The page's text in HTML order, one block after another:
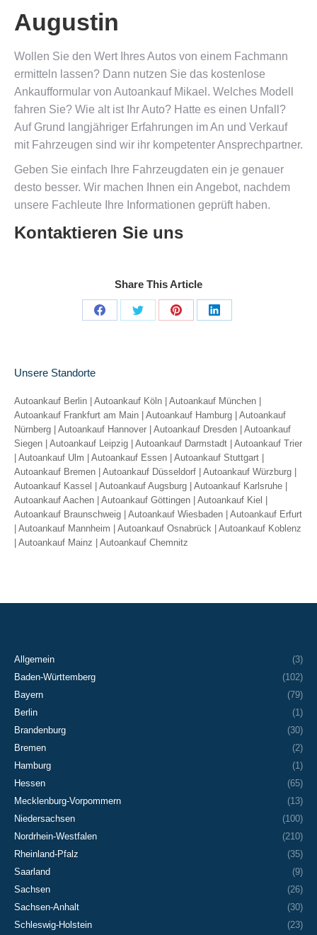
Augustin
Wollen Sie den Wert Ihres Autos von einem Fachmann
ermitteln lassen? Dann nutzen Sie das kostenlose
Ankaufformular von Autoankauf Mikael. Welches Modell
fahren Sie? Wie alt ist Ihr Auto? Hatte es einen Unfall?
Auf Grund langjähriger Erfahrungen im An und Verkauf
mit Fahrzeugen sind wir ihr kompetenter Ansprechpartner.
Geben Sie einfach Ihre Fahrzeugdaten ein je genauer
desto besser. Wir machen Ihnen ein Angebot, nachdem
unsere Fachleute Ihre Informationen geprüft haben.
Kontaktieren Sie uns
Share This Article
Share
Share
Share
Share
Unsere Standorte
Autoankauf Berlin Autoankauf Köln Autoankauf München
Autoankauf Frankfurt am Main
Autoankauf Hamburg
Autoankauf
Nürnberg
Autoankauf Hannover Autoankauf Dresden
Autoankauf
Siegen
Autoankauf Leipzig Autoankauf Darmstadt
Autoankauf Trier
Autoankauf Ulm Autoankauf Essen Autoankauf Stuttgart
Autoankauf Bremen
Autoankauf Düsseldorf Autoankauf Würzburg
Autoankauf Kassel
Autoankauf Augsburg Autoankauf Karlsruhe
Autoankauf Aachen
Autoankauf Göttingen Autoankauf Kiel
Autoankauf Braunschweig
Autoankauf Wiesbaden
Autoankauf Erfurt
Autoankauf Mannheim Autoankauf Osnabrück
Autoankauf Koblenz
Autoankauf Mainz Autoankauf Chemnitz
Allgemein
(3)
Baden-Württemberg
(102)
Bayern
(79)
Berlin
(1)
Brandenburg
(30)
Bremen
(2)
Hamburg
(1)
Hessen
(65)
Mecklenburg-Vorpommern
(13)
Niedersachsen
(100)
Nordrhein-Westfalen
(210)
Rheinland-Pfalz
(35)
Saarland
(9)
Sachsen
(26)
Sachsen-Anhalt
(30)
Schleswig-Holstein
(23)